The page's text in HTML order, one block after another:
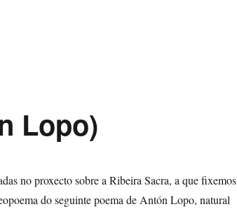
Lopo)
no proxecto sobre a Ribeira Sacra, a que fixemos
do seguinte poema de Antón Lopo, natural